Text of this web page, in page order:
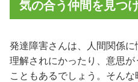
気の合う仲間を見つ
発達障害さんは、人間関係
理解されにかったり、意思
こともあるでしょう。そん